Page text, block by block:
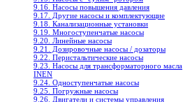
9.16. Насосы повышения давления
9.17. Другие насосы и комплектующие
9.18. Канализационные установки
9.19. Многоступенчатые насосы
9.20. Линейные насосы
9.21. Дозировочные насосы / дозаторы
9.22. Перистальтические насосы
9.23. Насосы для трансформаторного масла
INEN
9.24. Одноступенчатые насосы
9.25. Погружные насосы
9.26. Двигатели и системы управления